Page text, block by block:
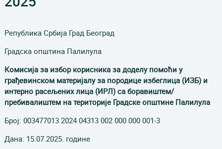
Република Србија Град Београд
Градска општина Палилула
Комисија за избор корисника за доделу помоћи у
грађевинском материјалу за породице избеглица (ИЗБ) и
интерно расељених лица (ИРЛ) са боравиштем/
пребивалиштем на територије Градске општине Палилула
Број: 003477013 2024 04313 002 000 000 001-3
Дана: 15.07.2025. године